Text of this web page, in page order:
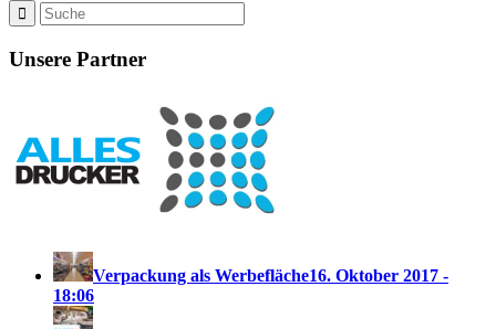
Unsere Partner
Verpackung als Werbefläche16. Oktober 2017 -
18:06